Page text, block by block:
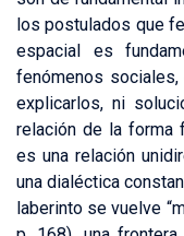
los postulados que
espacial es
fenómenos
explicarlos, ni
relación de la
es una relación
una dialéctica
laberinto se vuelve